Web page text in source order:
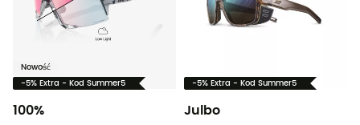
Nowość
-5% Extra - Kod Summer5
100%
-5% Extra - Kod Summer5
Julbo